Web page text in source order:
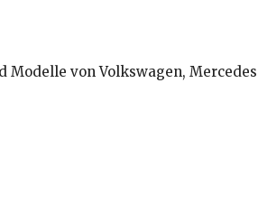
Modelle von Volkswagen, Mercedes